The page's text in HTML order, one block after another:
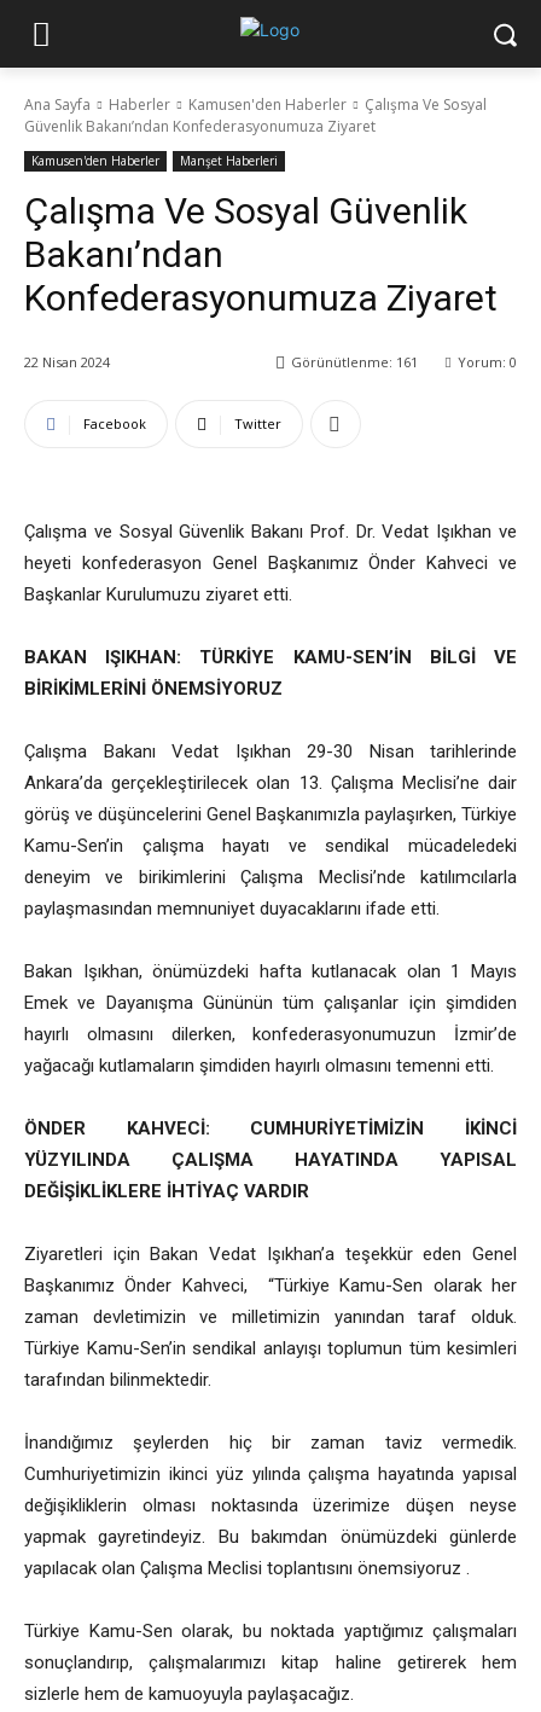
Ana Sayfa Haberler Kamusen'den Haberler
Çalışma Ve Sosyal
Güvenlik Bakanı’ndan Konfederasyonumuza Ziyaret
Kamusen'den Haberler Manşet Haberleri
Çalışma Ve Sosyal Güvenlik
Bakanı’ndan
Konfederasyonumuza Ziyaret
22 Nisan 2024 Yorum: 0
Görünütlenme: 161
Facebook Twitter
Çalışma ve Sosyal Güvenlik Bakanı Prof. Dr. Vedat Işıkhan ve
heyeti konfederasyon Genel Başkanımız Önder Kahveci ve
Başkanlar Kurulumuzu ziyaret etti.
BAKAN IŞIKHAN: TÜRKİYE KAMU-SEN’İN BİLGİ VE
BİRİKİMLERİNİ ÖNEMSİYORUZ
Çalışma Bakanı Vedat Işıkhan 29-30 Nisan tarihlerinde
Ankara’da gerçekleştirilecek olan 13. Çalışma Meclisi’ne dair
görüş ve düşüncelerini Genel Başkanımızla paylaşırken, Türkiye
Kamu-Sen’in çalışma hayatı ve sendikal mücadeledeki
deneyim ve birikimlerini Çalışma Meclisi’nde katılımcılarla
paylaşmasından memnuniyet duyacaklarını ifade etti.
Bakan Işıkhan, önümüzdeki hafta kutlanacak olan 1 Mayıs
Emek ve Dayanışma Gününün tüm çalışanlar için şimdiden
hayırlı olmasını dilerken, konfederasyonumuzun İzmir’de
yağacağı kutlamaların şimdiden hayırlı olmasını temenni etti.
ÖNDER KAHVECİ: CUMHURİYETİMİZİN İKİNCİ
YÜZYILINDA ÇALIŞMA HAYATINDA YAPISAL
DEĞİŞİKLİKLERE İHTİYAÇ VARDIR
Ziyaretleri için Bakan Vedat Işıkhan’a teşekkür eden Genel
Başkanımız Önder Kahveci, “Türkiye Kamu-Sen olarak her
zaman devletimizin ve milletimizin yanından taraf olduk.
Türkiye Kamu-Sen’in sendikal anlayışı toplumun tüm kesimleri
tarafından bilinmektedir.
İnandığımız şeylerden hiç bir zaman taviz vermedik.
Cumhuriyetimizin ikinci yüz yılında çalışma hayatında yapısal
değişikliklerin olması noktasında üzerimize düşen neyse
yapmak gayretindeyiz. Bu bakımdan önümüzdeki günlerde
yapılacak olan Çalışma Meclisi toplantısını önemsiyoruz .
Türkiye Kamu-Sen olarak, bu noktada yaptığımız çalışmaları
sonuçlandırıp, çalışmalarımızı kitap haline getirerek hem
sizlerle hem de kamuoyuyla paylaşacağız.